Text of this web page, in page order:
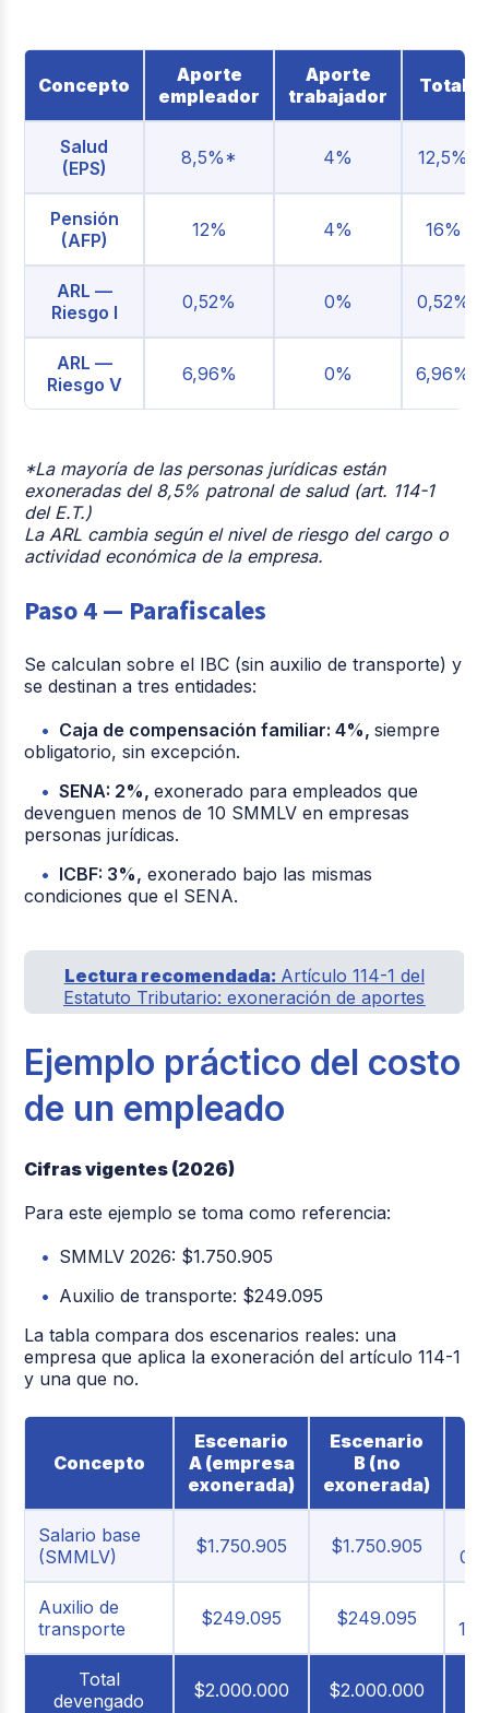
Concepto
Aporte
empleador
Aporte
trabajador
Total
Salud
(EPS)
8,5%* 4% 12,5%
Pensión
(AFP)
12% 4% 16%
ARL —
Riesgo I
0,52% 0% 0,52%
ARL —
Riesgo V
6,96% 0% 6,96%
*La mayoría de las personas jurídicas están
exoneradas del 8,5% patronal de salud (art. 114-1
del E.T.)
La ARL cambia según el nivel de riesgo del cargo o
actividad económica de la empresa.
Paso 4 — Parafiscales
Se calculan sobre el IBC (sin auxilio de transporte) y
se destinan a tres entidades:
Caja de compensación familiar: 4%,siempre
obligatorio, sin excepción.
SENA: 2%,exonerado para empleados que
devenguen menos de 10 SMMLV en empresas
personas jurídicas.
ICBF: 3%, exonerado bajo las mismas
condiciones que el SENA.
Lectura recomendada: Artículo 114-1 del
Estatuto Tributario: exoneración de aportes
Ejemplo práctico del costo
de un empleado
Cifras vigentes (2026)
Para este ejemplo se toma como referencia:
SMMLV 2026: $1.750.905
Auxilio de transporte: $249.095
La tabla compara dos escenarios reales: una
empresa que aplica la exoneración del artículo 114-1
y una que no.
Concepto
Escenario
A (empresa
exonerada)
Escenario
B (no
exonerada)
Salario base
(SMMLV)
$1.750.905 $1.750.905
Auxilio de
transporte
$249.095 $249.095
Total
devengado
$2.000.000 $2.000.000